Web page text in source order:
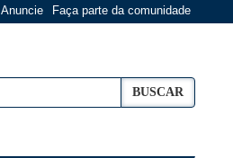
Anuncie Faça parte da comunidade
BUSCAR